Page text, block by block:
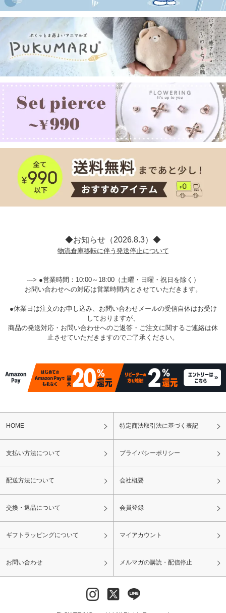
◆お知らせ（2026.8.3）◆
物流倉庫移転に伴う発送停止について
---> ●営業時間：10:00～18:00（土曜・日曜・祝日を除く）
お問い合わせへの対応は営業時間内とさせていただきます。
●休業日は注文のお申し込み、お問い合わせメールの受信自体はお受け
しておりますが、
商品の発送対応・お問い合わせへのご返答・ご注文に関するご連絡は休
止させていただきますのでご了承ください。
HOME 特定商法取引法に基づく表記
支払い方法について プライバシーポリシー
配送方法について 会社概要
交換・返品について 会員登録
ギフトラッピングについて マイアカウント
お問い合わせ メルマガの購読・配信停止